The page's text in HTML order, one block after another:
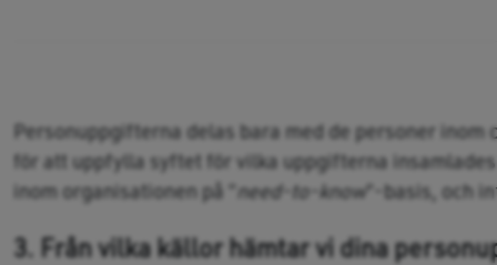
Personuppgifterna delas bara med de personer
för att uppfylla syftet för vilka uppgifterna
inom organisationen på ”need-to-know”-basis, och
3. Från vilka källor hämtar vi dina